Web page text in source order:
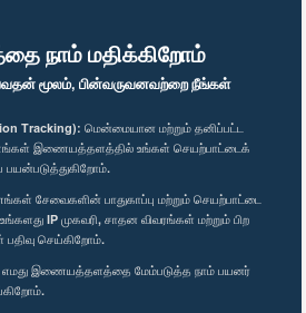
நாம் மதிக்கிறோம்
மூலம், பின்வருவனவற்றை நீங்கள்
Tracking): மென்மையான மற்றும் தனிப்பட்ட
எங்கள் இணையத்தளத்தில் உங்கள் செயற்பாட்டைக்
சேவைகளின் பாதுகாப்பு மற்றும் செயற்பாட்டை
IP முகவரி, சாதன விவரங்கள் மற்றும் பிற
செய்கிறோம்.
எமது இணையத்தளத்தை மேம்படுத்த நாம் பயனர்